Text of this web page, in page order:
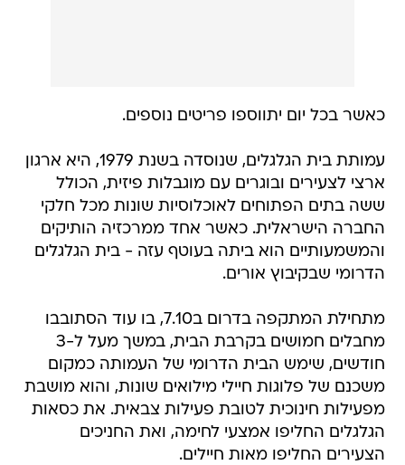
כאשר בכל יום יתווספו פריטים נוספים.
עמותת בית הגלגלים, שנוסדה בשנת 1979, היא ארגון
ארצי לצעירים ובוגרים עם מוגבלות פיזית, הכולל
ששה בתים הפתוחים לאוכלוסיות שונות מכל חלקי
החברה הישראלית. כאשר אחד ממרכזיה הותיקים
והמשמעותיים הוא ביתה בעוטף עזה - בית הגלגלים
הדרומי שבקיבוץ אורים.
מתחילת המתקפה בדרום ב7.10, בו עוד הסתובבו
מחבלים חמושים בקרבת הבית, במשך מעל ל-3
חודשים, שימש הבית הדרומי של העמותה כמקום
משכנם של פלוגות חיילי מילואים שונות, והוא מושבת
מפעילות חינוכית לטובת פעילות צבאית. את כסאות
הגלגלים החליפו אמצעי לחימה, ואת החניכים
הצעירים החליפו מאות חיילים.